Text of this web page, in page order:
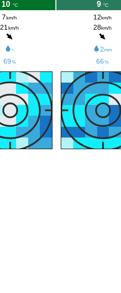
10 °C
7 km/h
21 km/h
-
69%
9 °C
12km/h
28km/h
2mm
66%